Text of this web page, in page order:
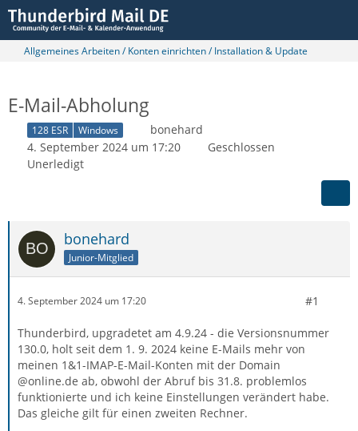
Allgemeines Arbeiten / Konten einrichten / Installation & Update
E-Mail-Abholung
128 ESR Windows
bonehard
4. September 2024 um 17:20
Geschlossen
Unerledigt
bonehard
Junior-Mitglied
4. September 2024 um 17:20 #1
Thunderbird, upgradetet am 4.9.24 - die Versionsnummer
130.0, holt seit dem 1. 9. 2024 keine E-Mails mehr von
meinen 1&1-IMAP-E-Mail-Konten mit der Domain
@online.de ab, obwohl der Abruf bis 31.8. problemlos
funktionierte und ich keine Einstellungen verändert habe.
Das gleiche gilt für einen zweiten Rechner.